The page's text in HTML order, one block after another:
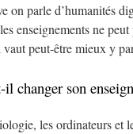
on parle d’humanités
enseignements ne
peut-être mieux y
changer son
les ordinateurs et